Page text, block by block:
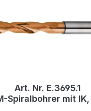
Art. Nr. E.3695.1
Spiralbohrer mit